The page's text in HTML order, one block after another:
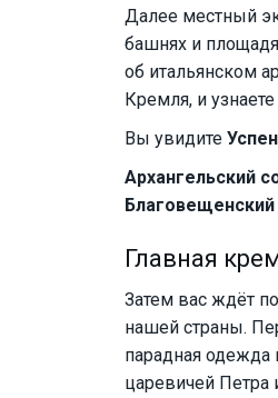
Далее местный
башнях и
об итальянском
Кремля, и
Вы увидите
Архангельский
Главная
Затем вас ждёт
нашей страны.
парадная одежда
царевичей Петра